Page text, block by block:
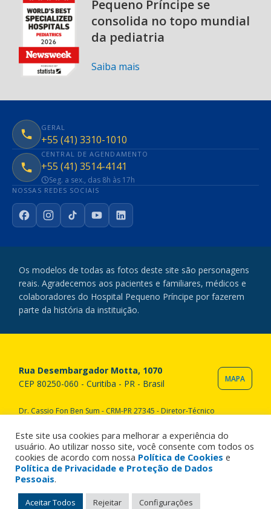
Este site usa cookies para melhorar a experiência do
usuário. Ao utilizar nosso site, você consente com todos os
cookies de acordo com nossa Política de Cookies e
Política de Privacidade e Proteção de Dados
Pessoais.
Aceitar Todos Rejeitar Configurações
Pequeno Príncipe se
consolida no topo mundial
da pediatria
Saiba mais
GERAL
+55 (41) 3310-1010
CENTRAL DE AGENDAMENTO
+55 (41) 3514-4141
Seg. a sex., das 8h às 17h
NOSSAS REDES SOCIAIS
FacebookInstagram
TikTokYouTubeLinkedIn
Os modelos de todas as fotos deste site são personagens
reais. Agradecemos aos pacientes e familiares, médicos e
colaboradores do Hospital Pequeno Príncipe por fazerem
parte da história da instituição.
Rua Desembargador Motta, 1070
CEP 80250-060 - Curitiba - PR - Brasil
MAPA
Dr. Cassio Fon Ben Sum - CRM-PR 27345 - Diretor-Técnico
reservados. All rights reserved.